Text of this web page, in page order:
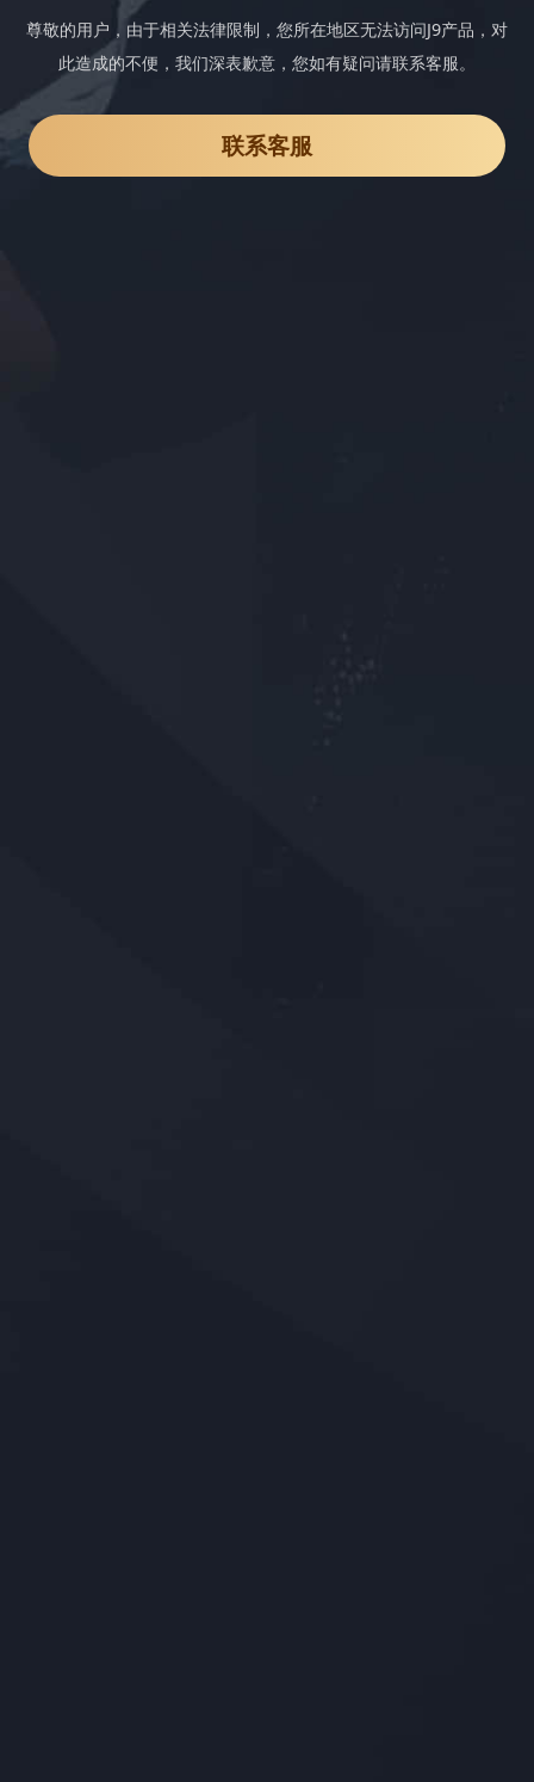
尊敬的用户，由于相关法律限制，您所在地区无法访问J9产品，对
此造成的不便，我们深表歉意，您如有疑问请联系客服。
联系客服